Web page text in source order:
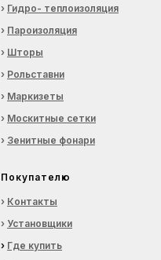
› Гидро- теплоизоляция
› Пароизоляция
› Шторы
› Рольставни
› Маркизеты
› Москитные сетки
› Зенитные фонари
Покупателю
› Контакты
› Установщики
› Где купить